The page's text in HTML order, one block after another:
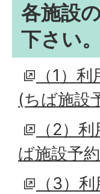
各施設
下さい。
（1）
(ちば施設
（2）
ば施設予
（3）